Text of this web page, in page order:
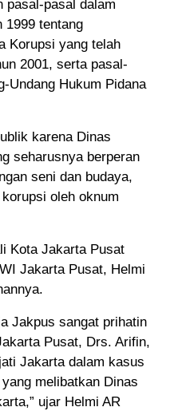
pasal-pasal dalam
1999 tentang
Korupsi yang telah
2001, serta pasal-
Undang Hukum Pidana
karena Dinas
seharusnya berperan
seni dan budaya,
oleh oknum
Kota Jakarta Pusat
Jakarta Pusat, Helmi
Jakpus sangat prihatin
Pusat, Drs. Arifin,
Jakarta dalam kasus
melibatkan Dinas
ujar Helmi AR